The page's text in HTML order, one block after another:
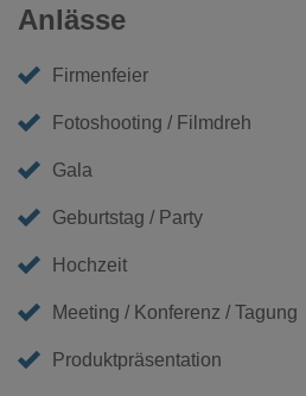
Anlässe
Firmenfeier
Fotoshooting / Filmdreh
Gala
Geburtstag / Party
Hochzeit
Meeting / Konferenz / Tagung
Produktpräsentation